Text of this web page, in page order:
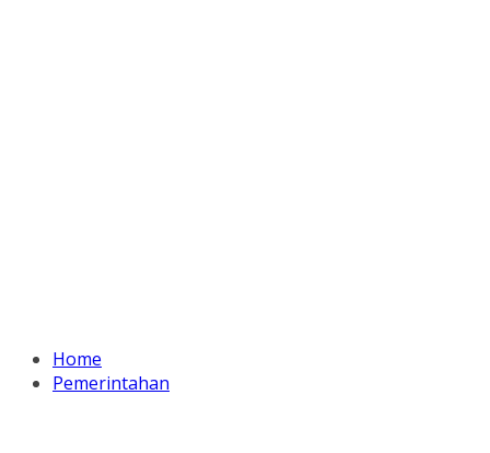
Home
Pemerintahan